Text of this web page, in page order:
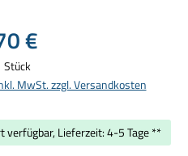
Preis:
€
Stück
MwSt. zzgl. Versandkosten
verfügbar, Lieferzeit: 4-5 Tage **